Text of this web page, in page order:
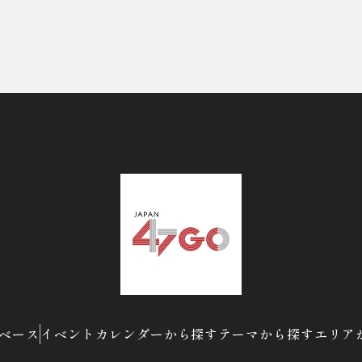
ース イベントカレンダーから探す テーマから探すエリア